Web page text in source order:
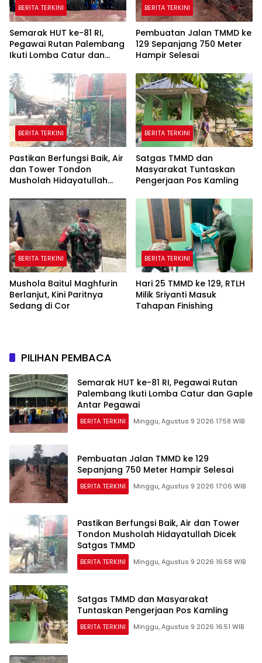
BERITA TERKINI
Semarak HUT ke-81 RI,
Pegawai Rutan Palembang
Ikuti Lomba Catur dan
BERITA TERKINI
Pembuatan Jalan TMMD ke
129 Sepanjang 750 Meter
Hampir Selesai
BERITA TERKINI
Pastikan Berfungsi Baik, Air
dan Tower Tondon
Musholah Hidayatullah
BERITA TERKINI
Satgas TMMD dan
Masyarakat Tuntaskan
Pengerjaan Pos Kamling
BERITA TERKINI
Mushola Baitul Maghfurin
Berlanjut, Kini Paritnya
Sedang di Cor
BERITA TERKINI
Hari 25 TMMD ke 129, RTLH
Milik Sriyanti Masuk
Tahapan Finishing
PILIHAN PEMBACA
Semarak HUT ke-81 RI, Pegawai Rutan
Palembang Ikuti Lomba Catur dan Gaple
Antar Pegawai
BERITA TERKINI Minggu, Agustus 9 2026 17:58 WIB
Pembuatan Jalan TMMD ke 129
Sepanjang 750 Meter Hampir Selesai
BERITA TERKINI Minggu, Agustus 9 2026 17:06 WIB
Pastikan Berfungsi Baik, Air dan Tower
Tondon Musholah Hidayatullah Dicek
Satgas TMMD
BERITA TERKINI Minggu, Agustus 9 2026 16:58 WIB
Satgas TMMD dan Masyarakat
Tuntaskan Pengerjaan Pos Kamling
BERITA TERKINI Minggu, Agustus 9 2026 16:51 WIB